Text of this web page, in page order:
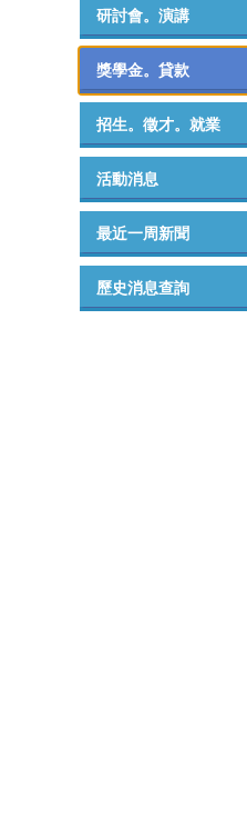
研討會。演講
獎學金。貸款
招生。徵才。就業
活動消息
最近一周新聞
歷史消息查詢